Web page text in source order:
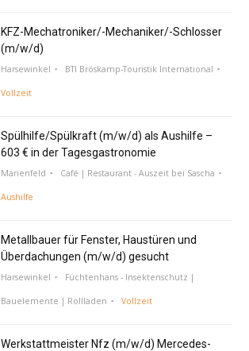
KFZ-Mechatroniker/-Mechaniker/-Schlosser
(m/w/d)
Harsewinkel BTI Bröskamp-Touristik International
Vollzeit
Spülhilfe/Spülkraft (m/w/d) als Aushilfe –
603 € in der Tagesgastronomie
Marienfeld Café | Restaurant - Auszeit bei Sascha
Aushilfe
Metallbauer für Fenster, Haustüren und
Überdachungen (m/w/d) gesucht
Harsewinkel Füchtenhans - Insektenschutz |
Bauelemente | Rollladen Vollzeit
Werkstattmeister Nfz (m/w/d) Mercedes-